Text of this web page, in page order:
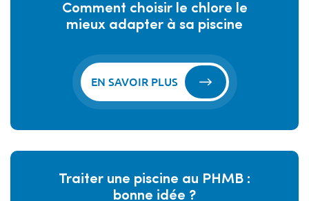
Comment choisir le chlore le
mieux adapter à sa piscine
EN SAVOIR PLUS
Traiter une piscine au PHMB :
bonne idée ?